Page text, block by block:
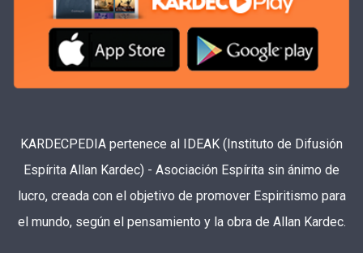
KARDECPEDIA pertenece al IDEAK (Instituto de Difusión
Espírita Allan Kardec) - Asociación Espírita sin ánimo de
lucro, creada con el objetivo de promover Espiritismo para
el mundo, según el pensamiento y la obra de Allan Kardec.